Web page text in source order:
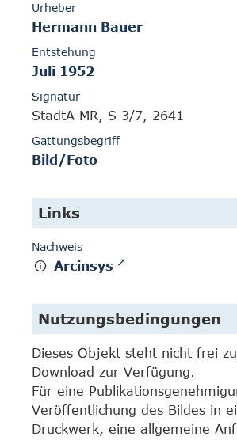
Urheber
Hermann Bauer
Entstehung
Juli 1952
Signatur
StadtA MR, S 3/7, 2641
Gattungsbegriff
Bild/Foto
Links
Nachweis
Arcinsys
Nutzungsbedingungen
Dieses Objekt steht nicht frei
Download zur Verfügung.
Für eine
Veröffentlichung des Bildes in
Druckwerk, eine allgemeine